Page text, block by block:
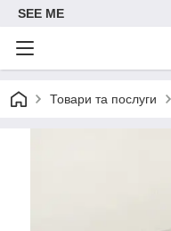
SEE ME
Товари та послуги